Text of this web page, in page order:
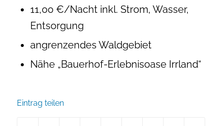
11,00 €/Nacht inkl. Strom, Wasser,
Entsorgung
angrenzendes Waldgebiet
Nähe „Bauerhof-Erlebnisoase Irrland“
Eintrag teilen